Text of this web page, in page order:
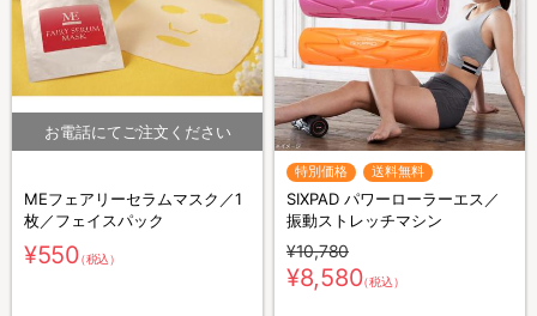
MEフェアリーセラムマスク／1
枚／フェイスパック
¥550（税込）
特別価格 送料無料
SIXPAD パワーローラーエス／
振動ストレッチマシン
¥10,780
¥8,580（税込）